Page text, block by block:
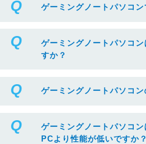
ゲーミングノートパソコ
ゲーミングノートパソコ
すか？
ゲーミングノートパソコ
ゲーミングノートパソコ
PCより性能が低いですか？